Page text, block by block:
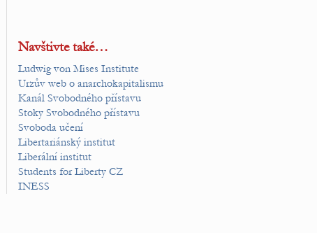
Navštivte také…
Ludwig von Mises Institute
Urzův web o anarchokapitalismu
Kanál Svobodného přístavu
Stoky Svobodného přístavu
Svoboda učení
Libertariánský institut
Liberální institut
Students for Liberty CZ
INESS